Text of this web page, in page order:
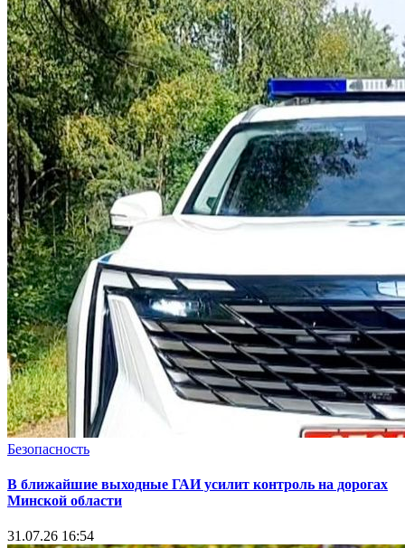
Безопасность
В ближайшие выходные ГАИ усилит контроль на дорогах
Минской области
31.07.26 16:54